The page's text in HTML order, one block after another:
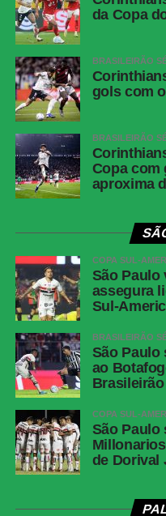
Local:Estádio Inca
Fluminense x
Competição:Copa
Data e horário:11.08
Local:Estádio do
FICHA
TÉCNICA
Resultado
Botafogo 1
horário
Sábado, 8
Brasília
Local
Estádio
Cartões
amarelos —
Botafogo
Cartões
amarelos —
Fluminense
Zubeldía,
Cartões
vermelhos
Nenhum
Botafogo |
da Copa
BRASILEIRÃO
gols com
BRASILEIRÃO
Copa com
aproxima
COPA SUL-
São Paulo
assegura
Sul-
BRASILEIRÃO
São Paulo
ao
Brasileirão
COPA SUL-
São Paulo
de Dorival